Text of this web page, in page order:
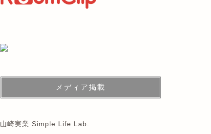
メディア掲載
山崎実業 Simple Life Lab.